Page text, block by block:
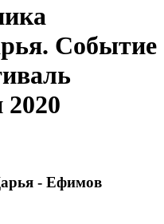
Событие
- Ефимов